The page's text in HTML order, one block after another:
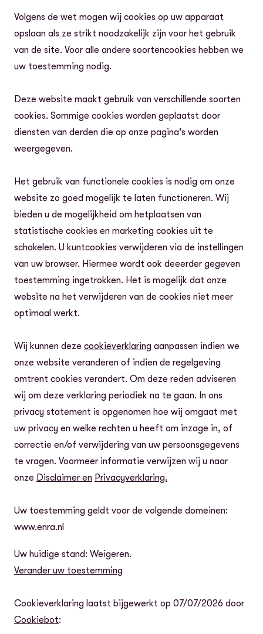
Volgens de wet mogen wij cookies op uw apparaat
opslaan als ze strikt noodzakelijk zijn voor het gebruik
van de site. Voor alle andere soortencookies hebben we
uw toestemming nodig.
Deze website maakt gebruik van verschillende soorten
cookies. Sommige cookies worden geplaatst door
diensten van derden die op onze pagina's worden
weergegeven.
Het gebruik van functionele cookies is nodig om onze
website zo goed mogelijk te laten functioneren. Wij
bieden u de mogelijkheid om hetplaatsen van
statistische cookies en marketing cookies uit te
schakelen. U kuntcookies verwijderen via de instellingen
van uw browser. Hiermee wordt ook deeerder gegeven
toestemming ingetrokken. Het is mogelijk dat onze
website na het verwijderen van de cookies niet meer
optimaal werkt.
Wij kunnen deze cookieverklaring aanpassen indien we
onze website veranderen of indien de regelgeving
omtrent cookies verandert. Om deze reden adviseren
wij om deze verklaring periodiek na te gaan. In ons
privacy statement is opgenomen hoe wij omgaat met
uw privacy en welke rechten u heeft om inzage in, of
correctie en/of verwijdering van uw persoonsgegevens
te vragen. Voormeer informatie verwijzen wij u naar
onze Disclaimer en Privacyverklaring.
Uw toestemming geldt voor de volgende domeinen:
www.enra.nl
Uw huidige stand: Weigeren.
Verander uw toestemming
Cookieverklaring laatst bijgewerkt op 07/07/2026 door
Cookiebot: